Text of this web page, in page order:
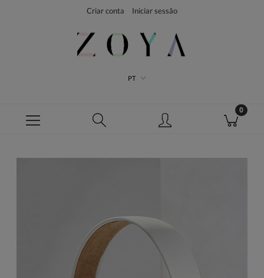
Criar conta Iniciar sessão
PT